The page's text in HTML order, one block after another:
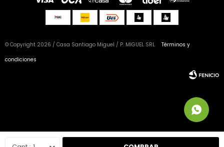
© Copyright 2026 / Casa Santiago Miguel / P. MIGUEL SRL
Términos y
condiciones